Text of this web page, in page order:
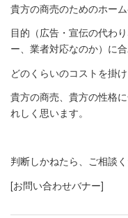
貴方の商売のためのホー
目的（広告・宣伝の代わ
ー、業者対応なのか）に合
どのくらいのコストを掛
貴方の商売、貴方の性格
れしく思います。
判断しかねたら、ご相談く
[お問い合わせバナー]